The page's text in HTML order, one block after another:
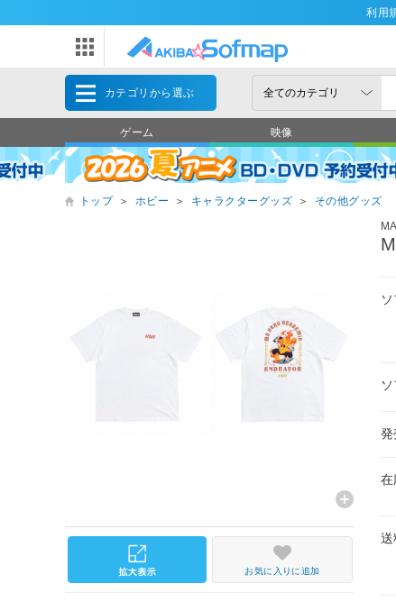
利用
カテゴリから選ぶ
ゲーム 映像
トップ ＞ ホビー ＞ キャラクターグッズ ＞
その他グッズ
発
在
送
お気に入りに追加